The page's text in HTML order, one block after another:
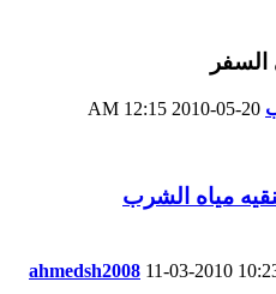
12:15 AM
مياه الشرب
ahmedsh2008 11-03-2010